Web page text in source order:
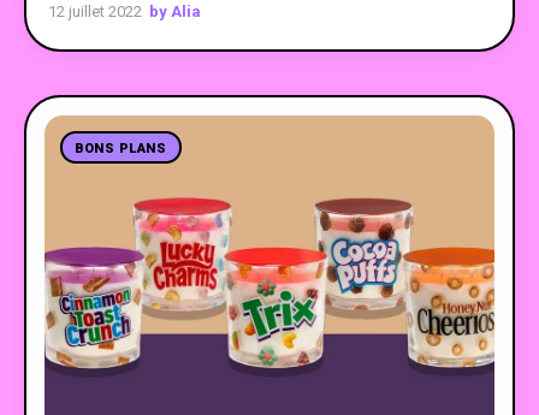
12 juillet 2022 by Alia
BONS PLANS